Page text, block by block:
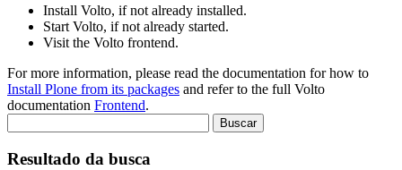
Install Volto, if not already installed.
Start Volto, if not already started.
Visit the Volto frontend.
For more information, please read the documentation for how to
Install Plone from its packages and refer to the full Volto
documentation Frontend.
Resultado da busca